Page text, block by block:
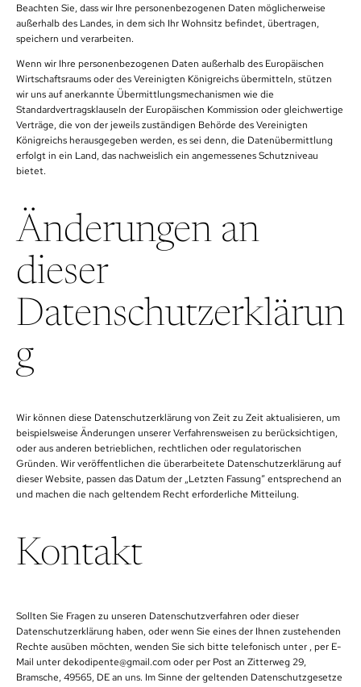
Beachten Sie, dass wir Ihre personenbezogenen Daten möglicherweise
außerhalb des Landes, in dem sich Ihr Wohnsitz befindet, übertragen,
speichern und verarbeiten.
Wenn wir Ihre personenbezogenen Daten außerhalb des Europäischen
Wirtschaftsraums oder des Vereinigten Königreichs übermitteln, stützen
wir uns auf anerkannte Übermittlungsmechanismen wie die
Standardvertragsklauseln der Europäischen Kommission oder gleichwertige
Verträge, die von der jeweils zuständigen Behörde des Vereinigten
Königreichs herausgegeben werden, es sei denn, die Datenübermittlung
erfolgt in ein Land, das nachweislich ein angemessenes Schutzniveau
bietet.
Änderungen an
dieser
Datenschutzerklärun
g
Wir können diese Datenschutzerklärung von Zeit zu Zeit aktualisieren, um
beispielsweise Änderungen unserer Verfahrensweisen zu berücksichtigen,
oder aus anderen betrieblichen, rechtlichen oder regulatorischen
Gründen. Wir veröffentlichen die überarbeitete Datenschutzerklärung auf
dieser Website, passen das Datum der „Letzten Fassung“ entsprechend an
und machen die nach geltendem Recht erforderliche Mitteilung.
Kontakt
Sollten Sie Fragen zu unseren Datenschutzverfahren oder dieser
Datenschutzerklärung haben, oder wenn Sie eines der Ihnen zustehenden
Rechte ausüben möchten, wenden Sie sich bitte telefonisch unter , per E-
Mail unter dekodipente@gmail.com oder per Post an Zitterweg 29,
Bramsche, 49565, DE an uns. Im Sinne der geltenden Datenschutzgesetze